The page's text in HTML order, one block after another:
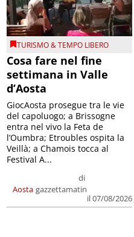
TURISMO & TEMPO LIBERO
Cosa fare nel fine
settimana in Valle
d’Aosta
Aosta
di
gazzettamatin
il 07/08/2026
GiocAosta prosegue tra le vie
del capoluogo; a Brissogne
entra nel vivo la Feta de
l’Oumbra; Etroubles ospita la
Veillà; a Chamois tocca al
Festival A...